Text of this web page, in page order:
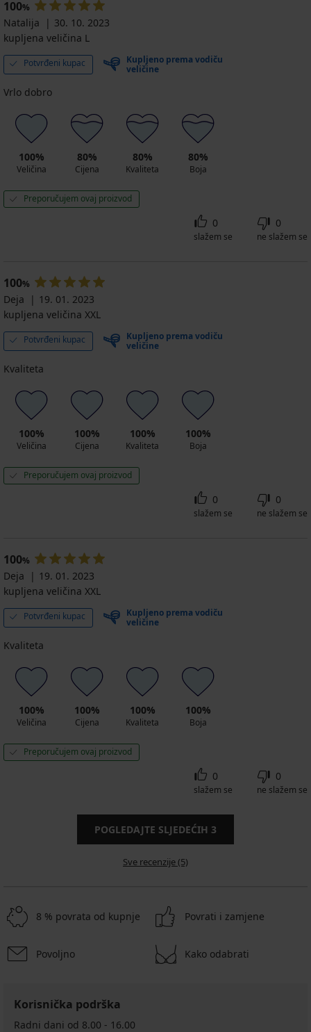
€
32,99
€
€
kratka
28,99
€
100%
Natalija
30. 10. 2023
kupljena veličina L
Potvrđeni kupac
Kupljeno prema vodiču
veličine
Vrlo dobro
100%
Veličina
80%
Cijena
80%
Kvaliteta
80%
Boja
Preporučujem ovaj proizvod
0
slažem se
0
ne slažem se
100%
Deja
19. 01. 2023
kupljena veličina XXL
Potvrđeni kupac
Kupljeno prema vodiču
veličine
Kvaliteta
100%
Veličina
100%
Cijena
100%
Kvaliteta
100%
Boja
Preporučujem ovaj proizvod
0
slažem se
0
ne slažem se
100%
Deja
19. 01. 2023
kupljena veličina XXL
Potvrđeni kupac
Kupljeno prema vodiču
veličine
Kvaliteta
100%
Veličina
100%
Cijena
100%
Kvaliteta
100%
Boja
Preporučujem ovaj proizvod
0
slažem se
0
ne slažem se
POGLEDAJTE SLJEDEĆIH 3
Sve recenzije (5)
8 % povrata od kupnje Povrati i zamjene
Povoljno Kako odabrati
Korisnička podrška
Radni dani od 8.00 - 16.00